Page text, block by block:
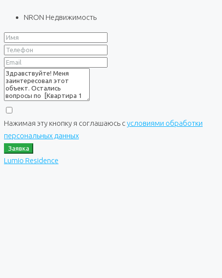
NRON Недвижимость
Нажимая эту кнопку я соглашаюсь сусловиями обработки
персональных данных
Заявка
Lumio Residence